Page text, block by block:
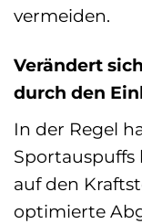
vermeiden.
Verändert
durch den
In der Regel
Sportauspuffs
auf den
optimierte